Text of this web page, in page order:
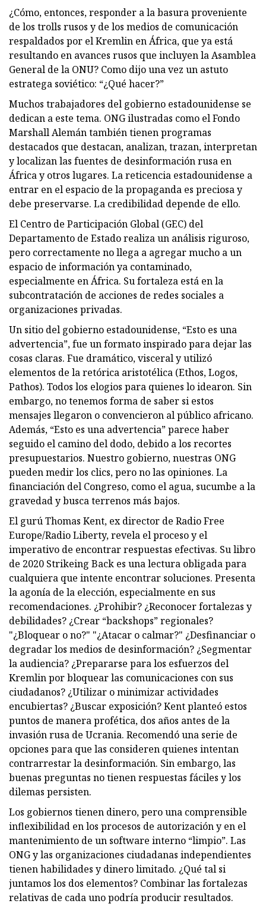
¿Cómo, entonces, responder a la basura proveniente
de los trolls rusos y de los medios de comunicación
respaldados por el Kremlin en África, que ya está
resultando en avances rusos que incluyen la Asamblea
General de la ONU? Como dijo una vez un astuto
estratega soviético: “¿Qué hacer?”
Muchos trabajadores del gobierno estadounidense se
dedican a este tema. ONG ilustradas como el Fondo
Marshall Alemán también tienen programas
destacados que destacan, analizan, trazan, interpretan
y localizan las fuentes de desinformación rusa en
África y otros lugares. La reticencia estadounidense a
entrar en el espacio de la propaganda es preciosa y
debe preservarse. La credibilidad depende de ello.
El Centro de Participación Global (GEC) del
Departamento de Estado realiza un análisis riguroso,
pero correctamente no llega a agregar mucho a un
espacio de información ya contaminado,
especialmente en África. Su fortaleza está en la
subcontratación de acciones de redes sociales a
organizaciones privadas.
Un sitio del gobierno estadounidense, “Esto es una
advertencia”, fue un formato inspirado para dejar las
cosas claras. Fue dramático, visceral y utilizó
elementos de la retórica aristotélica (Ethos, Logos,
Pathos). Todos los elogios para quienes lo idearon. Sin
embargo, no tenemos forma de saber si estos
mensajes llegaron o convencieron al público africano.
Además, “Esto es una advertencia” parece haber
seguido el camino del dodo, debido a los recortes
presupuestarios. Nuestro gobierno, nuestras ONG
pueden medir los clics, pero no las opiniones. La
financiación del Congreso, como el agua, sucumbe a la
gravedad y busca terrenos más bajos.
El gurú Thomas Kent, ex director de Radio Free
Europe/Radio Liberty, revela el proceso y el
imperativo de encontrar respuestas efectivas. Su libro
de 2020 Strikeing Back es una lectura obligada para
cualquiera que intente encontrar soluciones. Presenta
la agonía de la elección, especialmente en sus
recomendaciones. ¿Prohibir? ¿Reconocer fortalezas y
debilidades? ¿Crear “backshops” regionales?
"¿Bloquear o no?" "¿Atacar o calmar?" ¿Desfinanciar o
degradar los medios de desinformación? ¿Segmentar
la audiencia? ¿Prepararse para los esfuerzos del
Kremlin por bloquear las comunicaciones con sus
ciudadanos? ¿Utilizar o minimizar actividades
encubiertas? ¿Buscar exposición? Kent planteó estos
puntos de manera profética, dos años antes de la
invasión rusa de Ucrania. Recomendó una serie de
opciones para que las consideren quienes intentan
contrarrestar la desinformación. Sin embargo, las
buenas preguntas no tienen respuestas fáciles y los
dilemas persisten.
Los gobiernos tienen dinero, pero una comprensible
inflexibilidad en los procesos de autorización y en el
mantenimiento de un software interno “limpio”. Las
ONG y las organizaciones ciudadanas independientes
tienen habilidades y dinero limitado. ¿Qué tal si
juntamos los dos elementos? Combinar las fortalezas
relativas de cada uno podría producir resultados.